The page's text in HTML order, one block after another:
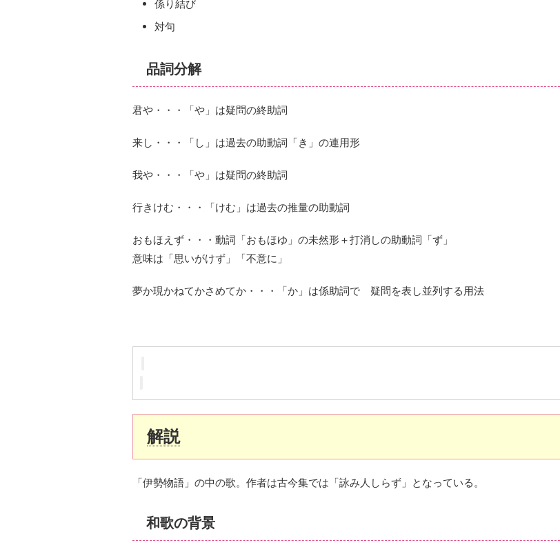
係り結び
対句
品詞分解
君や・・・「や」は疑問の終助詞
来し・・・「し」は過去の助動詞「き」の連用形
我や・・・「や」は疑問の終助詞
行きけむ・・・「けむ」は過去の推量の助動詞
おもほえず・・・動詞「おもほゆ」の未然形＋打消しの助動詞「ず」
意味は「思いがけず」「不意に」
夢か現かねてかさめてか・・・「か」は係助詞で 疑問を表し並列する用法
解説
「伊勢物語」の中の歌。作者は古今集では「詠み人しらず」となっている。
和歌の背景